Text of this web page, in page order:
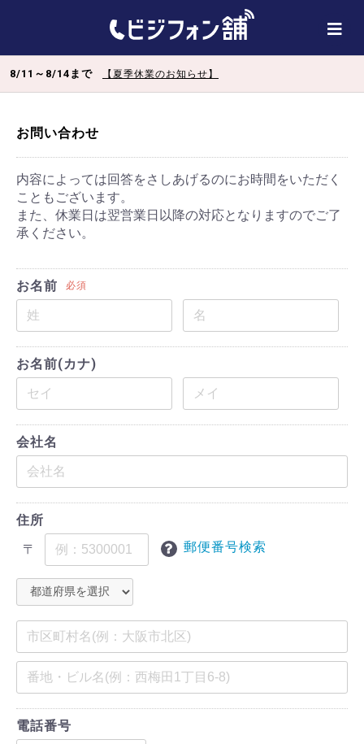
8/11～8/14まで 【夏季休業のお知らせ】
お問い合わせ
内容によっては回答をさしあげるのにお時間をいただく
こともございます。
また、休業日は翌営業日以降の対応となりますのでご了
承ください。
お名前 必須
お名前(カナ)
会社名
住所
〒
郵便番号検索
電話番号